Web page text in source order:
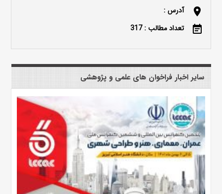
location_on آدرس :
event_note تعداد مطالب : 317
سایر اخبار فراخوان های علمی و پژوهشی